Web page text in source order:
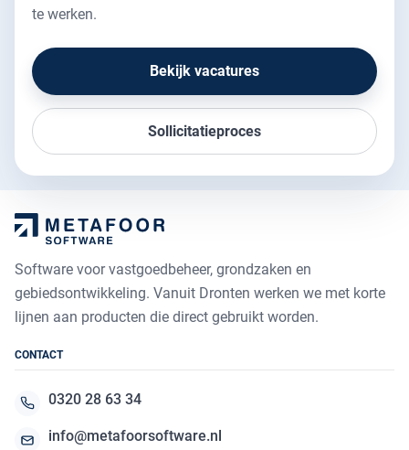
te werken.
Bekijk vacatures
Sollicitatieproces
Software voor vastgoedbeheer, grondzaken en
gebiedsontwikkeling. Vanuit Dronten werken we met korte
lijnen aan producten die direct gebruikt worden.
CONTACT
0320 28 63 34
info@metafoorsoftware.nl